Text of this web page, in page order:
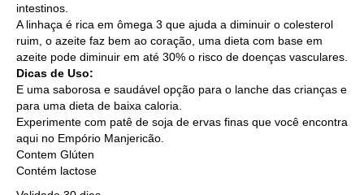
intestinos.
A linhaça é rica em ômega 3 que ajuda a diminuir o colesterol
ruim, o azeite faz bem ao coração, uma dieta com base em
azeite pode diminuir em até 30% o risco de doenças vasculares.
Dicas de Uso:
E uma saborosa e saudável opção para o lanche das crianças e
para uma dieta de baixa caloria.
Experimente com patê de soja de ervas finas que você encontra
aqui no Empório Manjericão.
Contem Glúten
Contém lactose